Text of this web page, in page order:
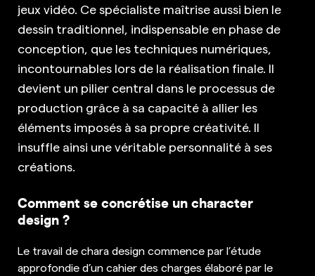
jeux vidéo. Ce spécialiste maîtrise aussi bien le
dessin traditionnel, indispensable en phase de
conception, que les techniques numériques,
incontournables lors de la réalisation finale. Il
devient un pilier central dans le processus de
production grâce à sa capacité à allier les
éléments imposés à sa propre créativité. Il
insuffle ainsi une véritable personnalité à ses
créations.
Comment se concrétise un character
design ?
Le travail de chara design commence par l’étude
approfondie d’un cahier des charges élaboré par le